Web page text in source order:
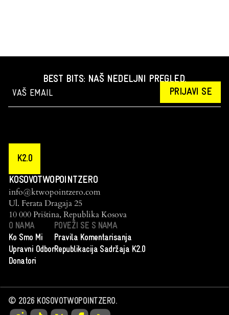
BEST BITS: NAŠ NEDELJNI PREGLED.
PRIJAVI SE
K2.0
KOSOVOTWOPOINTZERO
info@ktwopointzero.com
Ul. Ferata Dragaja 25
10 000 Priština, Republika Kosova
O NAMA
Ko Smo Mi
Upravni Odbor
Donatori
POVEŽI SE S NAMA
Pravila Komentarisanja
Republikacija Sadržaja K2.0
© 2026KOSOVOTWOPOINTZERO.